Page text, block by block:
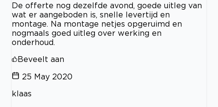
De offerte nog dezelfde avond, goede uitleg van
wat er aangeboden is, snelle levertijd en
montage. Na montage netjes opgeruimd en
nogmaals goed uitleg over werking en
onderhoud.
Beveelt aan
25 May 2020
klaas